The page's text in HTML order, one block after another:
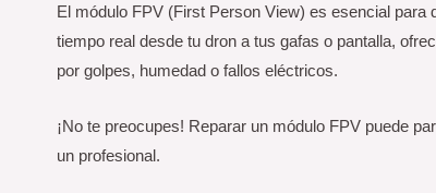
El módulo FPV (First Person View) es esencial
tiempo real desde tu dron a tus gafas o pantalla,
por golpes, humedad o fallos eléctricos.
¡No te preocupes! Reparar un módulo FPV puede
un profesional.